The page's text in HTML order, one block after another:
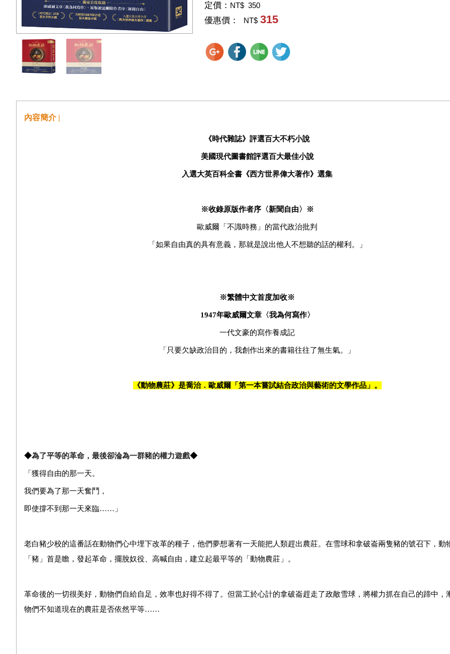
定價： NT$ 350
優惠價： NT$ 315
內容簡介 |
《時代雜誌》評選百大不朽小說
美國現代圖書館評選百大最佳小說
入選大英百科全書《西方世界偉大著作》選集
※收錄原版作者序〈新聞自由〉※
歐威爾「不識時務」的當代政治批判
「如果自由真的具有意義，那就是說出他人不想聽的話的權利。」
※繁體中文首度加收※
1947年歐威爾文章〈我為何寫作〉
一代文豪的寫作養成記
「只要欠缺政治目的，我創作出來的書籍往往了無生氣。」
《動物農莊》是喬治．歐威爾「第一本嘗試結合政治與藝術的文學作品」。
◆為了平等的革命，最後卻淪為一群豬的權力遊戲◆
「獲得自由的那一天。
我們要為了那一天奮鬥，
即使撐不到那一天來臨……」
老白豬少校的這番話在動物們心中埋下改革的種子，他們夢想著有一天能把人類趕出農莊。在雪球和拿破崙兩隻豬的號召下，動
「豬」首是瞻，發起革命，擺脫奴役、高喊自由，建立起最平等的「動物農莊」。
革命後的一切很美好，動物們自給自足，效率也好得不得了。但當工於心計的拿破崙趕走了政敵雪球，將權力抓在自己的蹄中，
物們不知道現在的農莊是否依然平等……